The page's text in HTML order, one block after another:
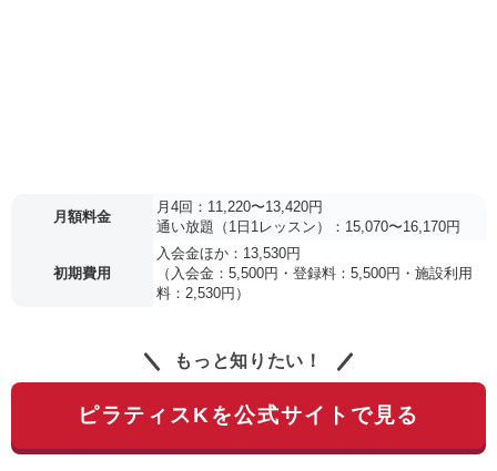
月額料金
月4回：11,220〜13,420円
通い放題（1日1レッスン）：15,070〜16,170円
初期費用
入会金ほか：13,530円
（入会金：5,500円・登録料：5,500円・施設利用
料：2,530円）
もっと知りたい！
ピラティスKを公式サイトで見る